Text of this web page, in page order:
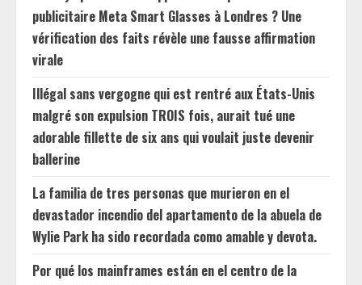
publicitaire Meta Smart Glasses à Londres ? Une
vérification des faits révèle une fausse affirmation
virale
Illégal sans vergogne qui est rentré aux États-Unis
malgré son expulsion TROIS fois, aurait tué une
adorable fillette de six ans qui voulait juste devenir
ballerine
La familia de tres personas que murieron en el
devastador incendio del apartamento de la abuela de
Wylie Park ha sido recordada como amable y devota.
Por qué los mainframes están en el centro de la